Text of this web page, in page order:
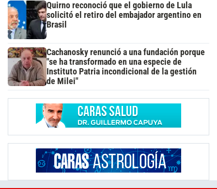
Quirno reconoció que el gobierno de Lula
solicitó el retiro del embajador argentino en
Brasil
Cachanosky renunció a una fundación porque
"se ha transformado en una especie de
Instituto Patria incondicional de la gestión
de Milei"